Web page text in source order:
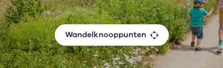
Wandelknooppunten